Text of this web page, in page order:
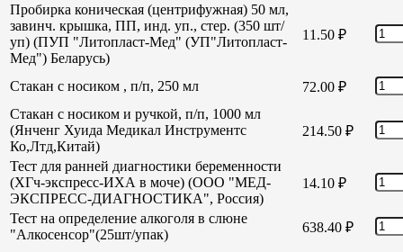
Пробирка коническая (центрифужная) 50 мл,
завинч. крышка, ПП, инд. уп., стер. (350 шт/
уп) (ПУП "Литопласт-Мед" (УП"Литопласт-
Мед") Беларусь)
11.50 ₽
Стакан с носиком , п/п, 250 мл 72.00 ₽
Стакан с носиком и ручкой, п/п, 1000 мл
(Янченг Хуида Медикал Инструментс
Ко,Лтд,Китай)
214.50 ₽
Тест для ранней диагностики беременности
(ХГч-экспресс-ИХА в моче) (ООО "МЕД-
ЭКСПРЕСС-ДИАГНОСТИКА", Россия)
14.10 ₽
Тест на определение алкоголя в слюне
"Алкосенсор"(25шт/упак)
638.40 ₽